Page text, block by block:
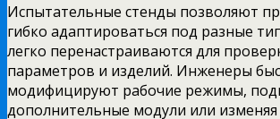
Испытательные стенды позволяют
гибко адаптироваться под разные
легко перенастраиваются для
параметров и изделий. Инженеры
модифицируют рабочие режимы,
дополнительные модули или